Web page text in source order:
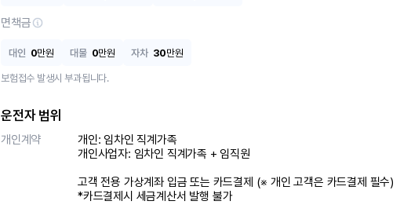
면책금
대인 0만원 대물 0만원 자차 30만원
보험접수 발생시 부과됩니다.
운전자 범위
개인계약
개인: 임차인 직계가족
개인사업자: 임차인 직계가족 + 임직원
고객 전용 가상계좌 입금 또는 카드결제 (※ 개인 고객은 카드결제 필수)
*카드결제시 세금계산서 발행 불가